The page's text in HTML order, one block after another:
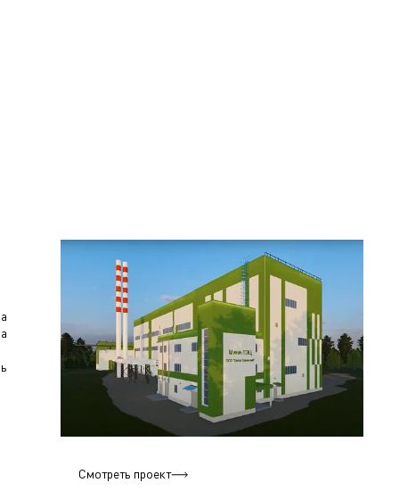
Смотреть проект